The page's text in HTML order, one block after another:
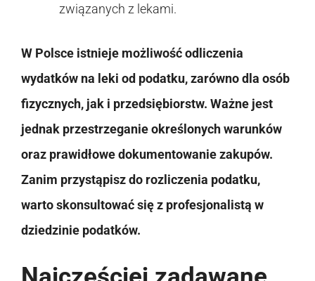
związanych z lekami.
W Polsce istnieje możliwość odliczenia
wydatków na leki od podatku, zarówno dla osób
fizycznych, jak i przedsiębiorstw. Ważne jest
jednak przestrzeganie określonych warunków
oraz prawidłowe dokumentowanie zakupów.
Zanim przystąpisz do rozliczenia podatku,
warto skonsultować się z profesjonalistą w
dziedzinie podatków.